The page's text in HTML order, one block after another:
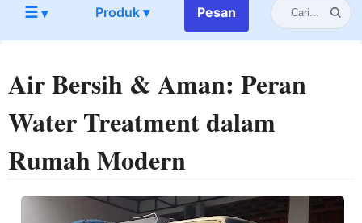
☰▾ Produk ▾ Pesan
Air Bersih & Aman: Peran
Water Treatment dalam
Rumah Modern